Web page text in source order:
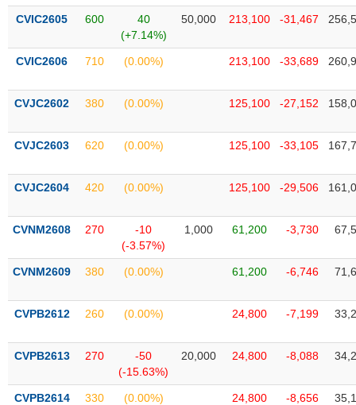
CVIC2605 600
40
(+7.14%)
50,000 213,100 -31,467
CVIC2606 710 (0.00%) 213,100 -33,689
CVJC2602 380 (0.00%) 125,100 -27,152
CVJC2603 620 (0.00%) 125,100 -33,105
CVJC2604 420 (0.00%) 125,100 -29,506
CVNM2608 270
-10
(-3.57%)
1,000 61,200 -3,730
CVNM2609 380 (0.00%) 61,200 -6,746
CVPB2612 260 (0.00%) 24,800 -7,199
CVPB2613 270
-50
(-15.63%)
20,000 24,800 -8,088
CVPB2614 330 (0.00%) 24,800 -8,656
tác
(-)
Báo
tích
(-)
ngữ
(-)
Dịch
(-)
Đào